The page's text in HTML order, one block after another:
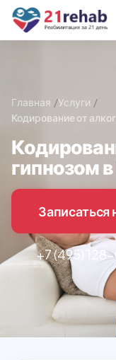
Главная
Услуги
Кодирование от
гипнозом
Записаться
+7 (495)